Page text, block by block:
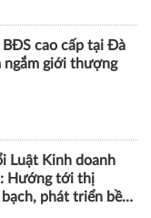
BĐS cao cấp tại Đà
ngắm giới thượng
Luật Kinh doanh
Hướng tới thị
phát triển bền